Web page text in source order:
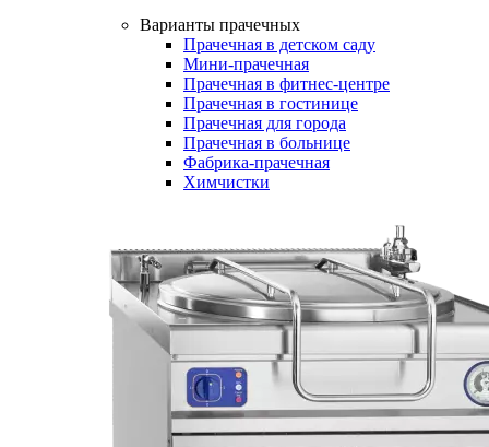
Варианты прачечных
Прачечная в детском саду
Мини-прачечная
Прачечная в фитнес-центре
Прачечная в гостинице
Прачечная для города
Прачечная в больнице
Фабрика-прачечная
Химчистки